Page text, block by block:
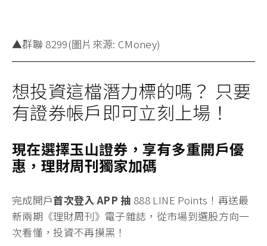
有證券帳戶即可立刻上場！
現在選擇玉山證券，享有多重開戶優